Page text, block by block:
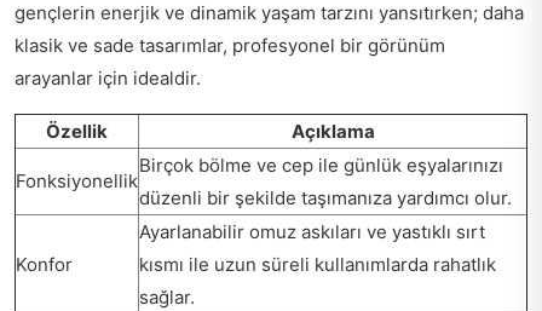
gençlerin enerjik ve dinamik yaşam tarzını yansıtırken; daha
klasik ve sade tasarımlar, profesyonel bir görünüm
arayanlar için idealdir.
Özellik Açıklama
Fonksiyonellik
Birçok bölme ve cep ile günlük eşyalarınızı
düzenli bir şekilde taşımanıza yardımcı olur.
Konfor
Ayarlanabilir omuz askıları ve yastıklı sırt
kısmı ile uzun süreli kullanımlarda rahatlık
sağlar.